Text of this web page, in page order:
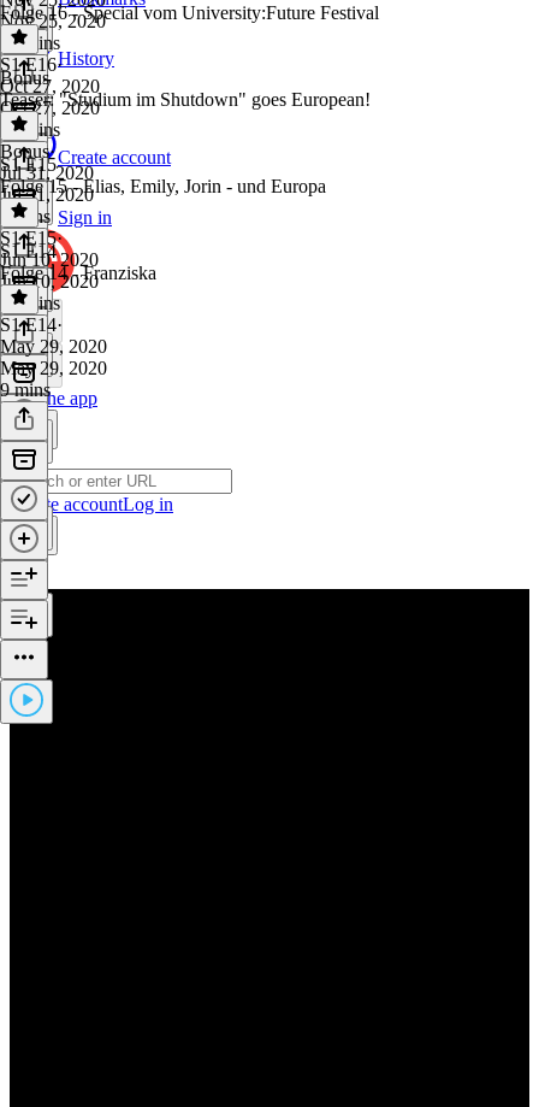
History
Create account
Sign in
Get the app
Create accountLog in
Nov 25, 2020
30 mins
Folge 16 - Special vom University:Future Festival
S1 E16·
Oct 27, 2020
Oct 27, 2020
22 mins
Bonus
Teaser: "Studium im Shutdown" goes European!
Bonus·
Jul 31, 2020
Jul 31, 2020
4 mins
S1 E15
Folge 15 - Elias, Emily, Jorin - und Europa
S1 E15·
Jun 10, 2020
Jun 10, 2020
16 mins
S1 E14
Folge 14 - Franziska
S1 E14·
May 29, 2020
May 29, 2020
9 mins